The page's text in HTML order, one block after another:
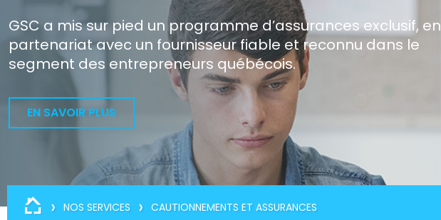
GSC a mis sur pied un programme d’assurances exclusif, en
partenariat avec un fournisseur fiable et reconnu dans le
segment des entrepreneurs québécois.
EN SAVOIR PLUS
› NOS SERVICES › CAUTIONNEMENTS ET ASSURANCES